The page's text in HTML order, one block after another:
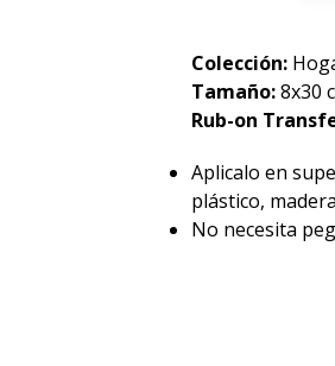
Colección:
Tamaño:8x30
Rub-on
Aplicalo en
plástico,
No necesita